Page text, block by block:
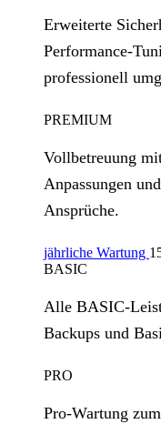
Erweiterte
professionell
PREMIUM
Vollbetreuung
Anpassungen
Ansprüche.
jährliche Wartung
BASIC
Alle
Backups und
PRO
Pro‑Wartung